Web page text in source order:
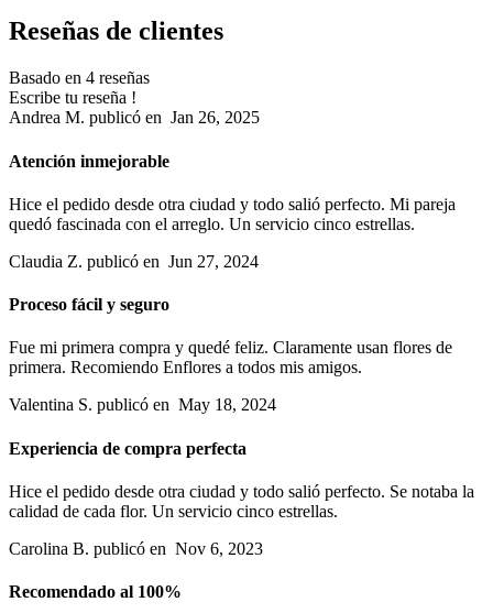
Reseñas de clientes
Basado en 4 reseñas
Escribe tu reseña !
Andrea M. publicó en Jan 26, 2025
Atención inmejorable
Hice el pedido desde otra ciudad y todo salió perfecto. Mi pareja
quedó fascinada con el arreglo. Un servicio cinco estrellas.
Claudia Z. publicó en Jun 27, 2024
Proceso fácil y seguro
Fue mi primera compra y quedé feliz. Claramente usan flores de
primera. Recomiendo Enflores a todos mis amigos.
Valentina S. publicó en May 18, 2024
Experiencia de compra perfecta
Hice el pedido desde otra ciudad y todo salió perfecto. Se notaba la
calidad de cada flor. Un servicio cinco estrellas.
Carolina B. publicó en Nov 6, 2023
Recomendado al 100%